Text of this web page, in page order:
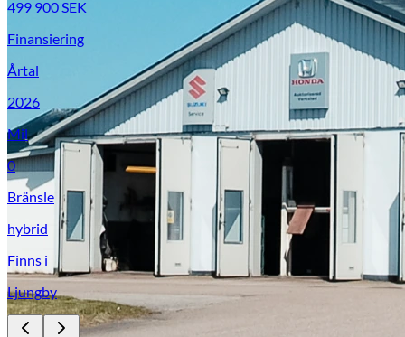
499 900SEK
Finansiering
Årtal
2026
Mil
0
Bränsle
hybrid
Finns i
Ljungby